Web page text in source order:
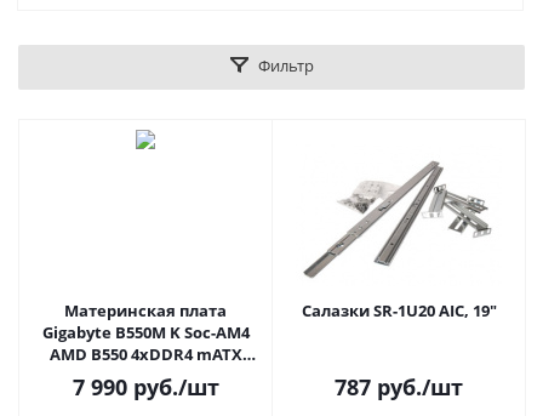
Фильтр
Материнская плата
Gigabyte B550M K Soc-AM4
AMD B550 4xDDR4 mATX
AC`97 8ch(7.1) GbLAN
RAID+HDMI+DP 2xM.2
7 990руб./шт
Салазки SR-1U20 AIC, 19"
787 руб./шт